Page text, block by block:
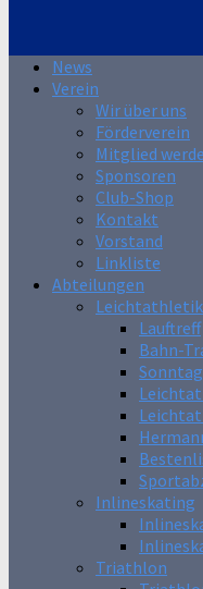
News
Verein
Wir über uns
Förderverein
Mitglied
Sponsoren
Club-Shop
Kontakt
Vorstand
Linkliste
Abteilungen
Leichtathletik
Lauftreff
Bahn-
Inlineskating
Triathlon